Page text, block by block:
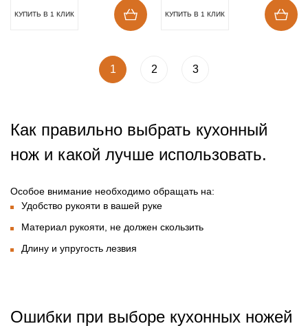
КУПИТЬ В 1 КЛИК КУПИТЬ В 1 КЛИК
1 2 3
Как правильно выбрать кухонный
нож и какой лучше использовать.
Особое внимание необходимо обращать на:
Удобство рукояти в вашей руке
Материал рукояти, не должен скользить
Длину и упругость лезвия
Ошибки при выборе кухонных ножей